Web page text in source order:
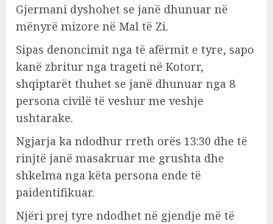
Gjermani dyshohet se janë dhunuar në
mënyrë mizore në Mal të Zi.
Sipas denoncimit nga të afërmit e tyre, sapo
kanë zbritur nga trageti në Kotorr,
shqiptarët thuhet se janë dhunuar nga 8
persona civilë të veshur me veshje
ushtarake.
Ngjarja ka ndodhur rreth orës 13:30 dhe të
rinjtë janë masakruar me grushta dhe
shkelma nga këta persona ende të
paidentifikuar.
Njëri prej tyre ndodhet në gjendje më të